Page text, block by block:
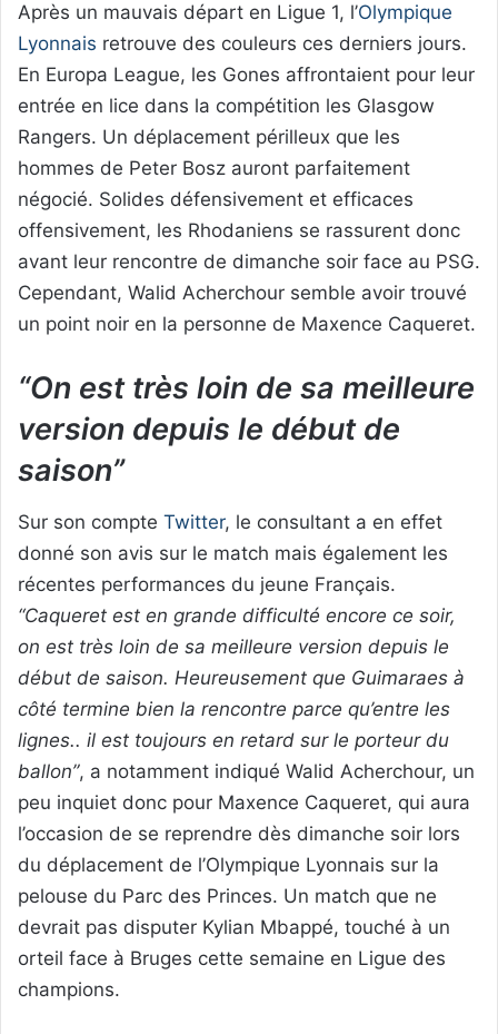
Après un mauvais départ en Ligue 1, l’Olympique
Lyonnais retrouve des couleurs ces derniers jours.
En Europa League, les Gones affrontaient pour leur
entrée en lice dans la compétition les Glasgow
Rangers. Un déplacement périlleux que les
hommes de Peter Bosz auront parfaitement
négocié. Solides défensivement et efficaces
offensivement, les Rhodaniens se rassurent donc
avant leur rencontre de dimanche soir face au PSG.
Cependant, Walid Acherchour semble avoir trouvé
un point noir en la personne de Maxence Caqueret.
“On est très loin de sa meilleure
version depuis le début de
saison”
Sur son compte Twitter, le consultant a en effet
donné son avis sur le match mais également les
récentes performances du jeune Français.
“Caqueret est en grande difficulté encore ce soir,
on est très loin de sa meilleure version depuis le
début de saison. Heureusement que Guimaraes à
côté termine bien la rencontre parce qu’entre les
lignes.. il est toujours en retard sur le porteur du
ballon”, a notamment indiqué Walid Acherchour, un
peu inquiet donc pour Maxence Caqueret, qui aura
l’occasion de se reprendre dès dimanche soir lors
du déplacement de l’Olympique Lyonnais sur la
pelouse du Parc des Princes. Un match que ne
devrait pas disputer Kylian Mbappé, touché à un
orteil face à Bruges cette semaine en Ligue des
champions.